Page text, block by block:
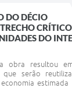
DO DÉCIO
DO
obra resultou
serão